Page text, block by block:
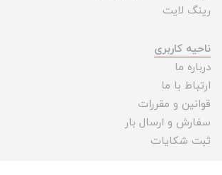
رینگ لایت
ناحیه کاربری
درباره ما
ارتباط با ما
قوانین و مقررات
سفارش و ارسال بار
ثبت شکایات